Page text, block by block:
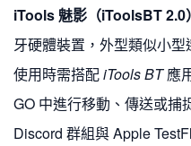
iTools 魅影（iToolsBT 2.0）
牙硬體裝置，外型類似小
使用時需搭配iTools BT應
GO 中進行移動、傳送或捕
Discord 群組與 Apple